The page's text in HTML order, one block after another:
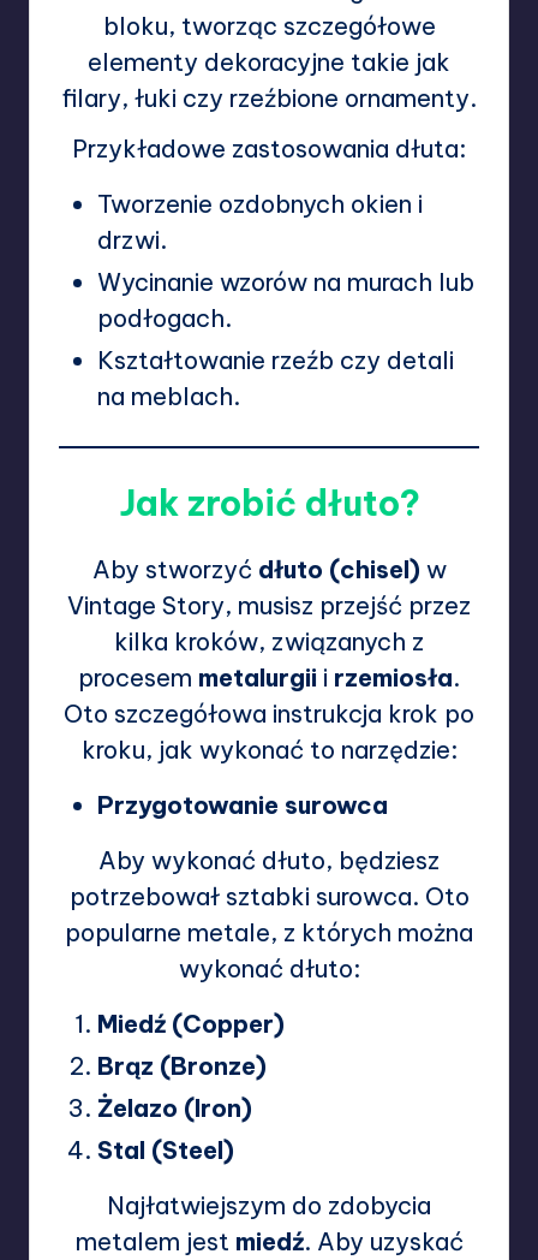
bloku, tworząc szczegółowe
elementy dekoracyjne takie jak
filary, łuki czy rzeźbione ornamenty.
Przykładowe zastosowania dłuta:
Tworzenie ozdobnych okien i
drzwi.
Wycinanie wzorów na murach lub
podłogach.
Kształtowanie rzeźb czy detali
na meblach.
Jak zrobić dłuto?
Aby stworzyć dłuto (chisel) w
Vintage Story, musisz przejść przez
kilka kroków, związanych z
procesem metalurgii i rzemiosła.
Oto szczegółowa instrukcja krok po
kroku, jak wykonać to narzędzie:
Przygotowanie surowca
Aby wykonać dłuto, będziesz
potrzebował sztabki surowca. Oto
popularne metale, z których można
wykonać dłuto:
Miedź (Copper)
Brąz (Bronze)
Żelazo (Iron)
Stal (Steel)
Najłatwiejszym do zdobycia
metalem jest miedź. Aby uzyskać